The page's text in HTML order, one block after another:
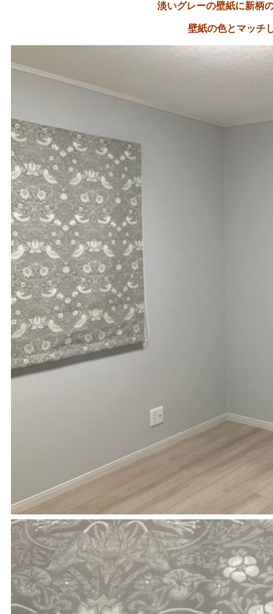
淡いグレーの壁紙に新柄
壁紙の色とマッチ